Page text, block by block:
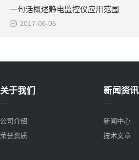
一句话概述静电监控仪应用范围
2017-06-05
关于我们
公司介绍
荣誉资质
新闻资讯
新闻中心
技术文章